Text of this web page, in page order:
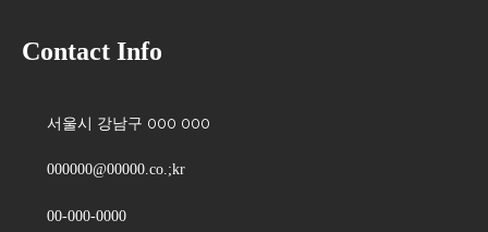
Contact Info
서울시 강남구 000 000
000000@00000.co.;kr
00-000-0000